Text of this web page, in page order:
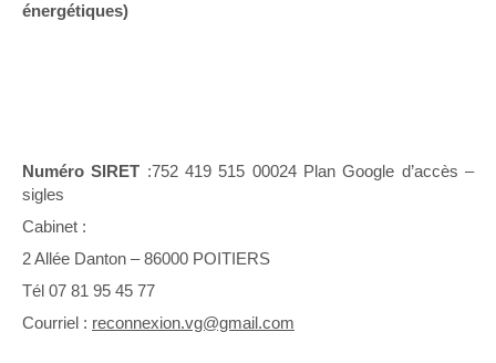
énergétiques)
Numéro SIRET :752 419 515 00024 Plan Google d’accès –
sigles
Cabinet :
2 Allée Danton – 86000 POITIERS
Tél 07 81 95 45 77
Courriel : reconnexion.vg@gmail.com